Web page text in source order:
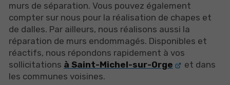
murs de séparation. Vous pouvez également
compter sur nous pour la réalisation de chapes et
de dalles. Par ailleurs, nous réalisons aussi la
réparation de murs endommagés. Disponibles et
réactifs, nous répondons rapidement à vos
sollicitations à Saint-Michel-sur-Orge
et dans
les communes voisines.